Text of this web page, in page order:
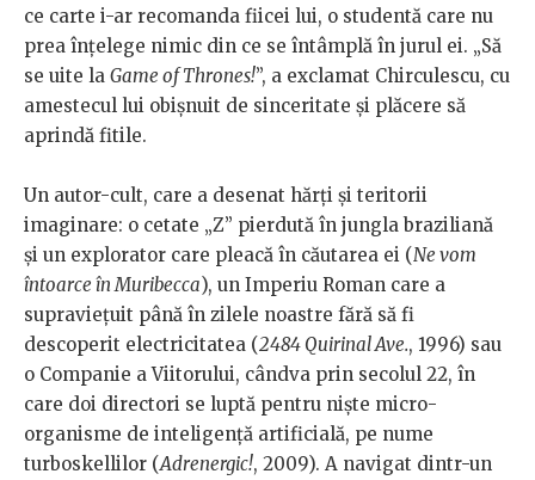
ce carte i-ar recomanda fiicei lui, o studentă care nu
prea înțelege nimic din ce se întâmplă în jurul ei. „Să
se uite la Game of Thrones!”, a exclamat Chirculescu, cu
amestecul lui obișnuit de sinceritate și plăcere să
aprindă fitile.
Un autor-cult, care a desenat hărți și teritorii
imaginare: o cetate „Z” pierdută în jungla braziliană
și un explorator care pleacă în căutarea ei (Ne vom
întoarce în Muribecca), un Imperiu Roman care a
supraviețuit până în zilele noastre fără să fi
descoperit electricitatea (2484 Quirinal Ave., 1996) sau
o Companie a Viitorului, cândva prin secolul 22, în
care doi directori se luptă pentru niște micro-
organisme de inteligență artificială, pe nume
turboskellilor (Adrenergic!, 2009). A navigat dintr-un